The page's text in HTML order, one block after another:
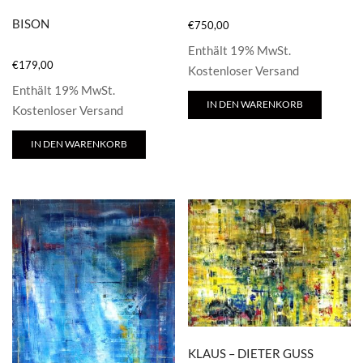
BISON
€179,00
Enthält 19% MwSt.
Kostenloser Versand
IN DEN WARENKORB
€750,00
Enthält 19% MwSt.
Kostenloser Versand
IN DEN WARENKORB
KLAUS – DIETER GUSS